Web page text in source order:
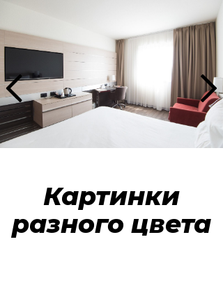
Картинки
разного цвета